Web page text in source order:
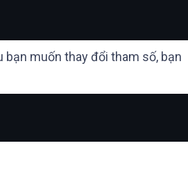
bạn muốn thay đổi tham số, bạn